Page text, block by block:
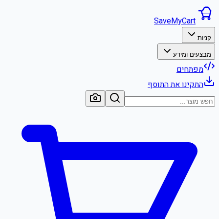
SaveMyCart
קניות
מבצעים ומידע
מפתחים
התקינו את התוסף